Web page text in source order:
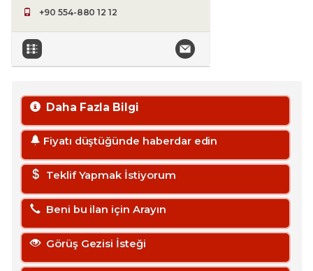
+90 554-880 12 12
Daha Fazla Bilgi
Fiyatı düştüğünde haberdar edin
Teklif Yapmak İstiyorum
Beni bu ilan için Arayın
Görüş Gezisi İsteği